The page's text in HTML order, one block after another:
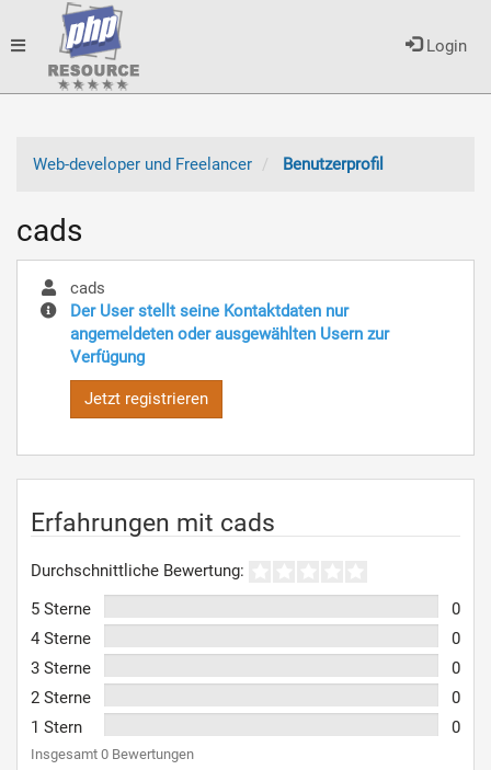
Login
Toggle
Web-developer und Freelancer
Benutzerprofil
cads
cads
Der User stellt seine Kontaktdaten nur
angemeldeten oder ausgewählten Usern zur
Verfügung
Jetzt registrieren
Erfahrungen mit cads
Durchschnittliche Bewertung:
5 Sterne
0
4 Sterne
0
3 Sterne
0
2 Sterne
0
1 Stern
0
Insgesamt 0 Bewertungen